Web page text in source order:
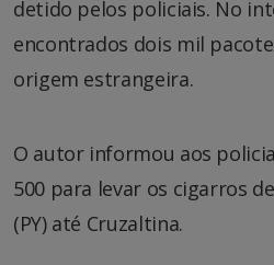
detido pelos policiais. No
encontrados dois mil
origem estrangeira.
O autor informou aos
500 para levar os cigarros
(PY) até Cruzaltina.